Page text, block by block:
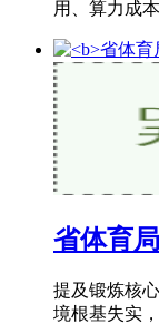
用、算力成
省体育
提及锻炼核
境根基失实